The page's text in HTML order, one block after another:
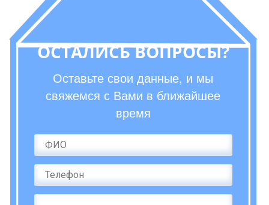
ОСТАЛИСЬ ВОПРОСЫ?
Оставьте свои данные, и мы
свяжемся с Вами в ближайшее
время